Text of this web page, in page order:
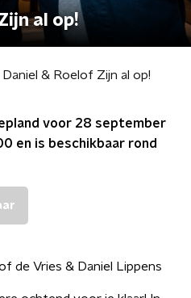
al op!
Daniel & Roelof Zijn al op!
voor 28 september
en is beschikbaar rond
de Vries & Daniel Lippens